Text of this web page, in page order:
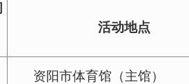
活动地点
资阳市体育馆（主馆）